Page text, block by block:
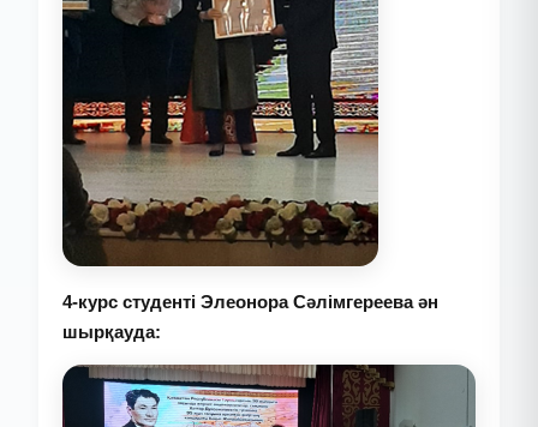
4-курс студенті Элеонора Сәлімгереева ән
шырқауда: